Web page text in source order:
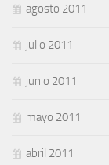
agosto 2011
julio 2011
junio 2011
mayo 2011
abril 2011